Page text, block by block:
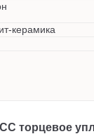
керамика
торцевое